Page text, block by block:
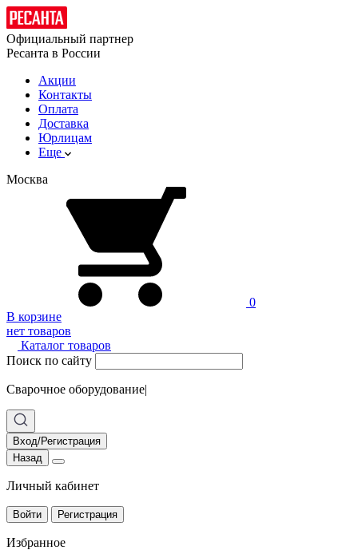
Официальный партнер
Ресанта в России
Акции
Контакты
Оплата
Доставка
Юрлицам
Еще
Москва
0
В корзине
нет товаров
Каталог товаров
Поиск по сайту
Сварочное оборудование|
Вход/Регистрация
Назад
Личный кабинет
Войти Регистрация
Избранное